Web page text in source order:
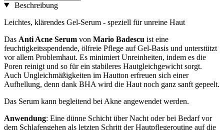
Beschreibung
Leichtes, klärendes Gel-Serum - speziell für unreine Haut
Das Anti Acne Serum von Mario Badescu ist eine
feuchtigkeitsspendende, ölfreie Pflege auf Gel-Basis und unterstützt
vor allem Problemhaut. Es minimiert Unreinheiten, indem es die
Poren reinigt und so für ein stabileres Hautgleichgewicht sorgt.
Auch Ungleichmäßigkeiten im Hautton erfreuen sich einer
Aufhellung, denn dank BHA wird die Haut noch ganz sanft gepeelt.
Das Serum kann begleitend bei Akne angewendet werden.
Anwendung: Eine dünne Schicht über Nacht oder bei Bedarf vor
dem Schlafengehen als letzten Schritt der Hautpflegeroutine auf die